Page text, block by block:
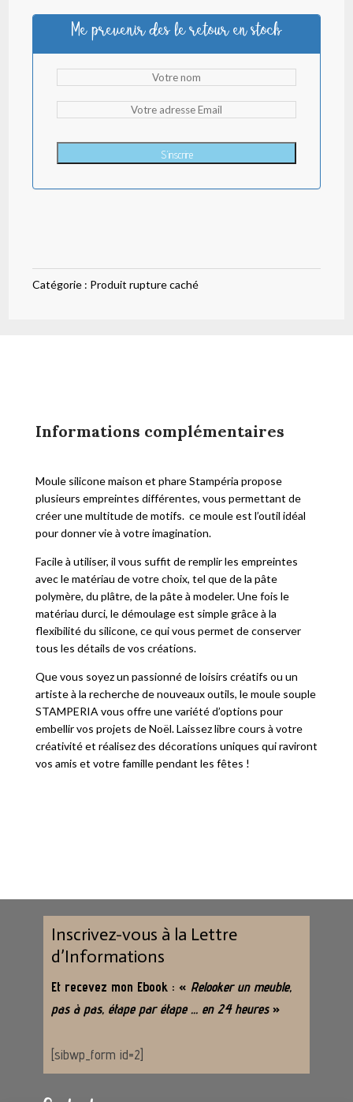
Me prevenir des le retour en stock
S'inscrire
Catégorie : Produit rupture caché
Informations complémentaires
Moule silicone maison et phare Stampéria propose
plusieurs empreintes différentes, vous permettant de
créer une multitude de motifs. ce moule est l’outil idéal
pour donner vie à votre imagination.
Facile à utiliser, il vous suffit de remplir les empreintes
avec le matériau de votre choix, tel que de la pâte
polymère, du plâtre, de la pâte à modeler. Une fois le
matériau durci, le démoulage est simple grâce à la
flexibilité du silicone, ce qui vous permet de conserver
tous les détails de vos créations.
Que vous soyez un passionné de loisirs créatifs ou un
artiste à la recherche de nouveaux outils, le moule souple
STAMPERIA vous offre une variété d’options pour
embellir vos projets de Noël. Laissez libre cours à votre
créativité et réalisez des décorations uniques qui raviront
vos amis et votre famille pendant les fêtes !
Inscrivez-vous à la Lettre
d’Informations
Et recevez mon Ebook : « Relooker un meuble,
pas à pas, étape par étape … en 24 heures »
[sibwp_form id=2]